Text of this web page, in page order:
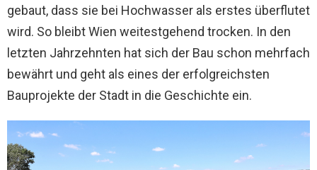
gebaut, dass sie bei Hochwasser als erstes überflutet
wird. So bleibt Wien weitestgehend trocken. In den
letzten Jahrzehnten hat sich der Bau schon mehrfach
bewährt und geht als eines der erfolgreichsten
Bauprojekte der Stadt in die Geschichte ein.